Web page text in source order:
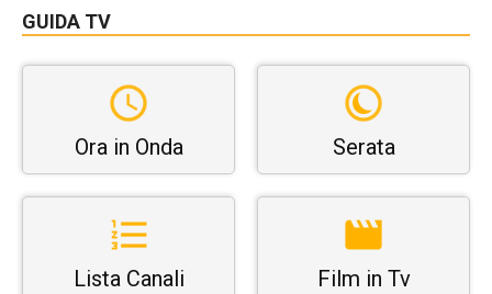
GUIDA TV
Ora in Onda Serata
Lista Canali Film in Tv